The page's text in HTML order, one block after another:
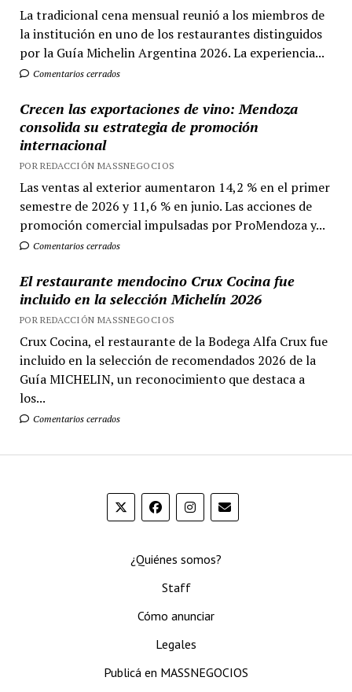
La tradicional cena mensual reunió a los miembros de
la institución en uno de los restaurantes distinguidos
por la Guía Michelin Argentina 2026. La experiencia...
Comentarios cerrados
Crecen las exportaciones de vino: Mendoza
consolida su estrategia de promoción
internacional
POR REDACCIÓN MASSNEGOCIOS
Las ventas al exterior aumentaron 14,2 % en el primer
semestre de 2026 y 11,6 % en junio. Las acciones de
promoción comercial impulsadas por ProMendoza y...
Comentarios cerrados
El restaurante mendocino Crux Cocina fue
incluido en la selección Michelín 2026
POR REDACCIÓN MASSNEGOCIOS
Crux Cocina, el restaurante de la Bodega Alfa Crux fue
incluido en la selección de recomendados 2026 de la
Guía MICHELIN, un reconocimiento que destaca a
los...
Comentarios cerrados
¿Quiénes somos?
Staff
Cómo anunciar
Legales
Publicá en MASSNEGOCIOS